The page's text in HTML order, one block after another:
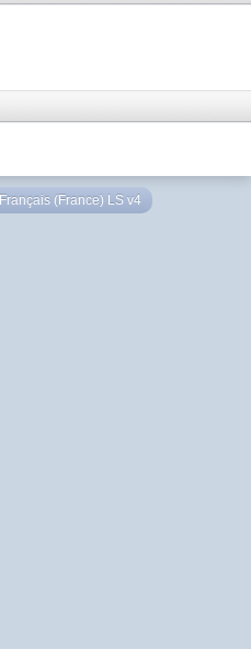
Français (France) LS v4